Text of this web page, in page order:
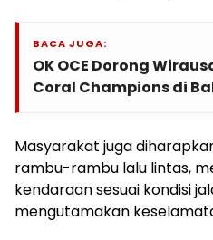
BACA JUGA:
OK OCE Dorong
Coral Champions di
Masyarakat juga
rambu-rambu lalu lintas,
kendaraan sesuai kondisi
mengutamakan